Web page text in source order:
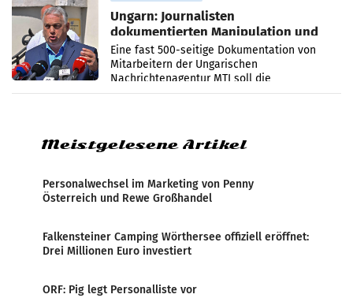
Ungarn: Journalisten
dokumentierten Manipulation und
Zensur
Eine fast 500-seitige Dokumentation von
Mitarbeitern der Ungarischen
Nachrichtenagentur MTI soll die
systematische Nachrichten-Manipulation und
Meistgelesene Artikel
Personalwechsel im Marketing von Penny
Österreich und Rewe Großhandel
Falkensteiner Camping Wörthersee offiziell eröffnet:
Drei Millionen Euro investiert
ORF: Pig legt Personalliste vor